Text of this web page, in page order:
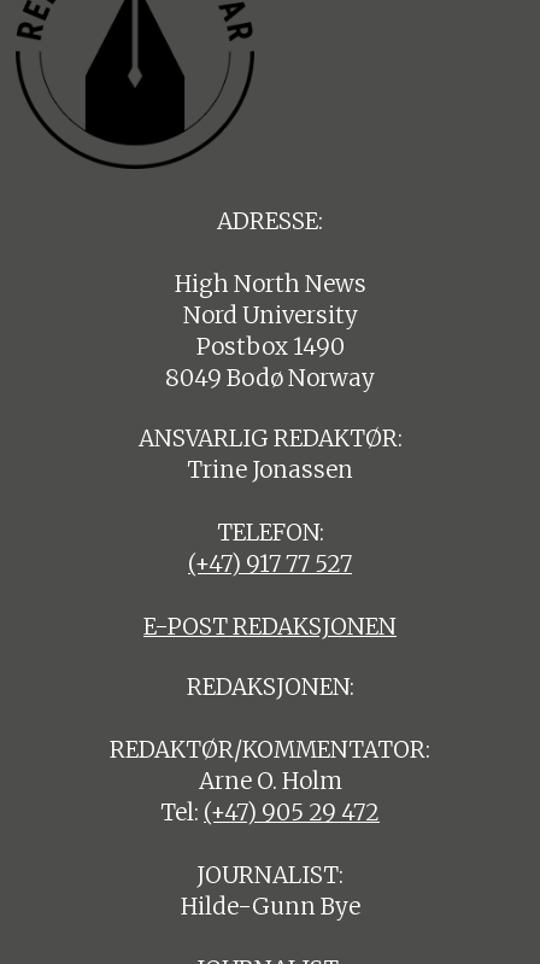
ADRESSE:
High North News
Nord University
Postbox 1490
8049 Bodø Norway
ANSVARLIG REDAKTØR:
Trine Jonassen
TELEFON:
(+47) 917 77 527
E-POST REDAKSJONEN
REDAKSJONEN:
REDAKTØR/KOMMENTATOR:
Arne O. Holm
Tel: (+47) 905 29 472
JOURNALIST:
Hilde-Gunn Bye